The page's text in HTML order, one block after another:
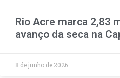
Rio Acre marca 2,83
avanço da seca na
8 de junho de 2026